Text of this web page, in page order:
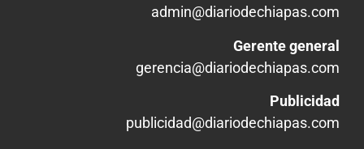
admin@diariodechiapas.com
Gerente general
gerencia@diariodechiapas.com
Publicidad
publicidad@diariodechiapas.com